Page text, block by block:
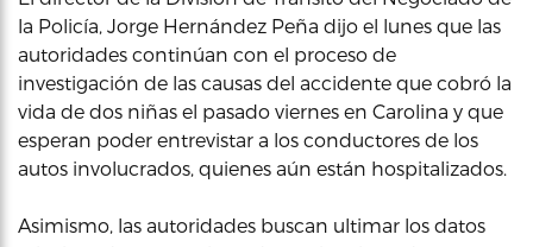
la Policía, Jorge Hernández Peña dijo el lunes que las
autoridades continúan con el proceso de
investigación de las causas del accidente que cobró la
vida de dos niñas el pasado viernes en Carolina y que
esperan poder entrevistar a los conductores de los
autos involucrados, quienes aún están hospitalizados.
Asimismo, las autoridades buscan ultimar los datos